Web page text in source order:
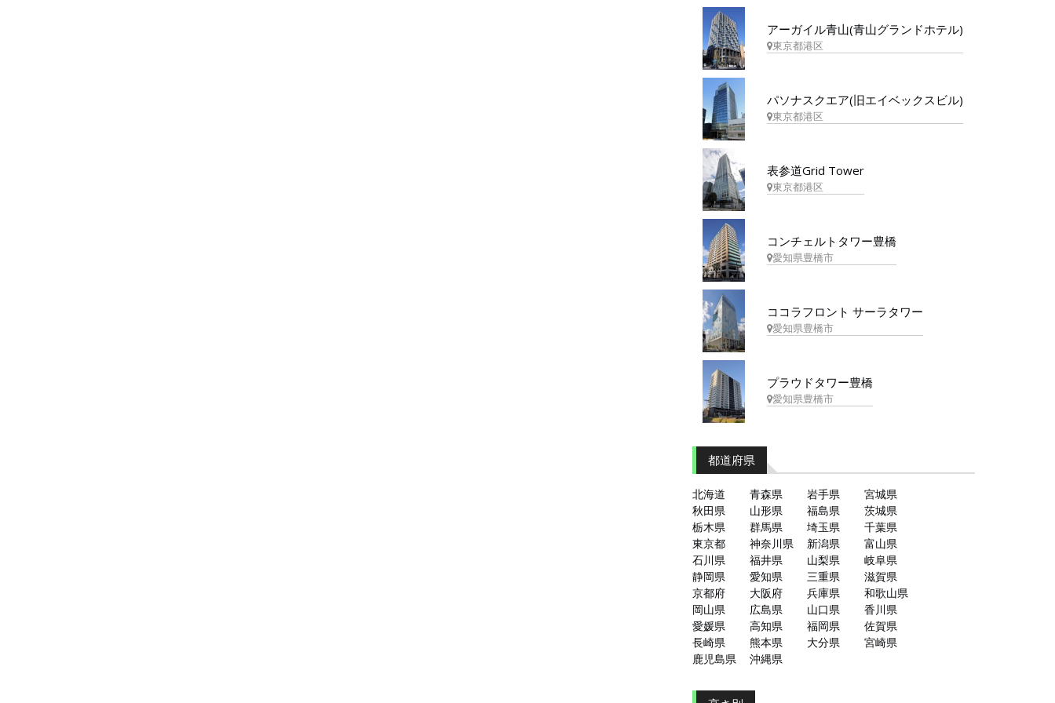
アーガイル青山(青山グランドホテル)
東京都港区
パソナスクエア(旧エイベックスビル)
東京都港区
表参道Grid Tower
東京都港区
コンチェルトタワー豊橋
愛知県豊橋市
ココラフロント サーラタワー
愛知県豊橋市
プラウドタワー豊橋
愛知県豊橋市
都道府県
北海道 青森県 岩手県
宮城県
秋田県
山形県 福島県
茨城県
栃木県
群馬県 埼玉県
千葉県
東京都
神奈川県 新潟県
富山県
石川県
福井県 山梨県
岐阜県
静岡県
愛知県 三重県
滋賀県
京都府
大阪府 兵庫県
和歌山県
岡山県
広島県 山口県
香川県
愛媛県
高知県 福岡県
佐賀県
長崎県
熊本県 大分県
宮崎県
鹿児島県
沖縄県